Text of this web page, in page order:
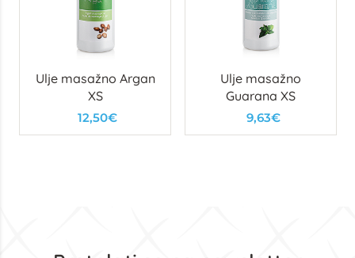
Ulje masažno Argan
XS
12,50€
Ulje masažno
Guarana XS
9,63€